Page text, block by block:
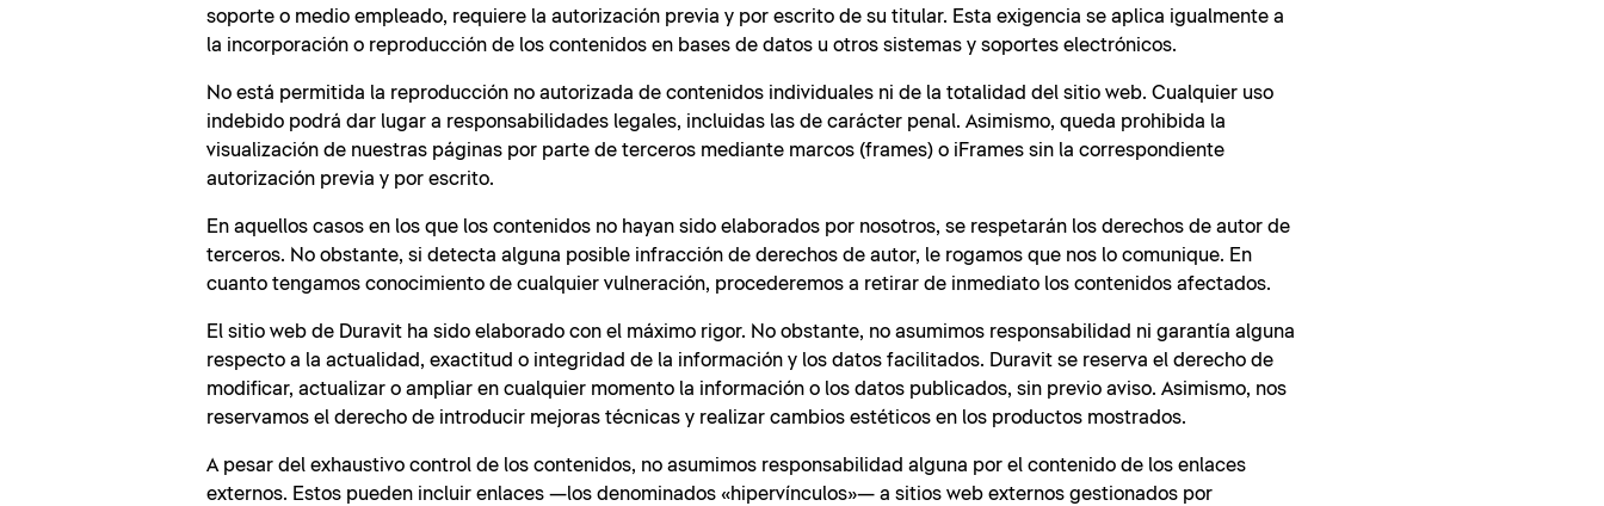
soporte o medio empleado, requiere la autorización previa y por escrito de su titular. Esta exigencia se aplica igualmente a
la incorporación o reproducción de los contenidos en bases de datos u otros sistemas y soportes electrónicos.
No está permitida la reproducción no autorizada de contenidos individuales ni de la totalidad del sitio web. Cualquier uso
indebido podrá dar lugar a responsabilidades legales, incluidas las de carácter penal. Asimismo, queda prohibida la
visualización de nuestras páginas por parte de terceros mediante marcos (frames) o iFrames sin la correspondiente
autorización previa y por escrito.
En aquellos casos en los que los contenidos no hayan sido elaborados por nosotros, se respetarán los derechos de autor de
terceros. No obstante, si detecta alguna posible infracción de derechos de autor, le rogamos que nos lo comunique. En
cuanto tengamos conocimiento de cualquier vulneración, procederemos a retirar de inmediato los contenidos afectados.
El sitio web de Duravit ha sido elaborado con el máximo rigor. No obstante, no asumimos responsabilidad ni garantía alguna
respecto a la actualidad, exactitud o integridad de la información y los datos facilitados. Duravit se reserva el derecho de
modificar, actualizar o ampliar en cualquier momento la información o los datos publicados, sin previo aviso. Asimismo, nos
reservamos el derecho de introducir mejoras técnicas y realizar cambios estéticos en los productos mostrados.
A pesar del exhaustivo control de los contenidos, no asumimos responsabilidad alguna por el contenido de los enlaces
externos. Estos pueden incluir enlaces —los denominados «hipervínculos»— a sitios web externos gestionados por